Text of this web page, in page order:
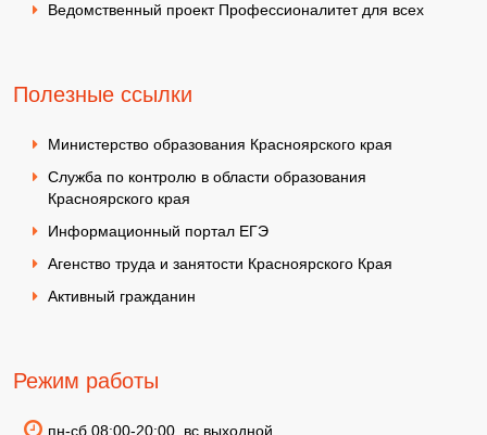
Ведомственный проект Профессионалитет для всех
Полезные ссылки
Министерство образования Красноярского края
Служба по контролю в области образования
Красноярского края
Информационный портал ЕГЭ
Агенство труда и занятости Красноярского Края
Активный гражданин
Режим работы
пн-сб 08:00-20:00, вс выходной